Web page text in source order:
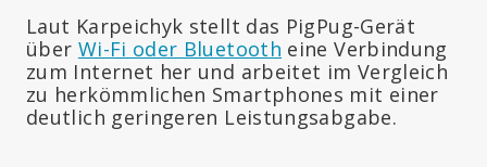
Laut Karpeichyk stellt das PigPug-Gerät
über Wi-Fi oder Bluetooth eine Verbindung
zum Internet her und arbeitet im Vergleich
zu herkömmlichen Smartphones mit einer
deutlich geringeren Leistungsabgabe.